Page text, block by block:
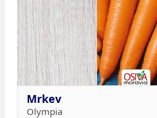
Mrkev
Olympia